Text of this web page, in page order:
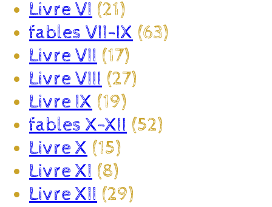
Livre VI (21)
fables VII-IX (63)
Livre VII (17)
Livre VIII (27)
Livre IX (19)
fables X-XII (52)
Livre X (15)
Livre XI (8)
Livre XII (29)